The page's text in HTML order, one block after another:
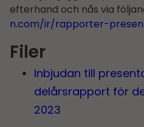
efterhand och nås via
n.com/ir/rapporter-
Filer
Inbjudan till
delårs­rapport för
2023